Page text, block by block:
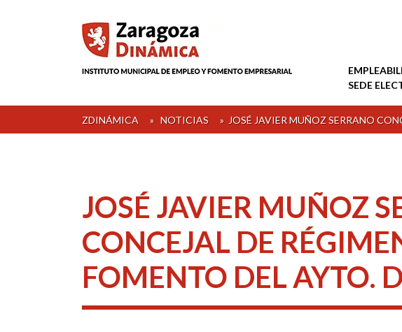
SEDE
ZDINÁMICA » NOTICIAS » JOSÉ JAVIER MUÑOZ SERRANO
JOSÉ JAVIER MUÑOZ
CONCEJAL DE
FOMENTO DEL AYTO.